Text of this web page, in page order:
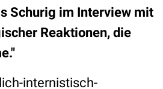
Schurig im Interview mit
Reaktionen, die
internistisch-